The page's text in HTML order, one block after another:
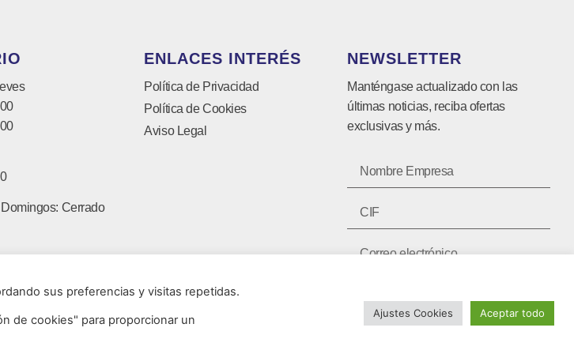
Cerrado
ENLACES INTERÉS
Política de Privacidad
Política de Cookies
Aviso Legal
NEWSLETTER
Manténgase actualizado con las
últimas noticias, reciba ofertas
exclusivas y más.
sus preferencias y visitas repetidas.
de cookies" para proporcionar un
Ajustes Cookies Aceptar todo